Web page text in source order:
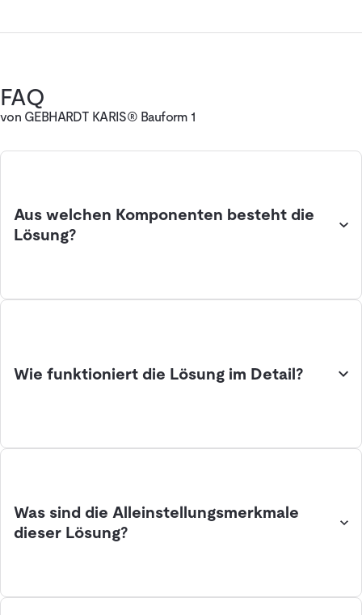
FAQ
von GEBHARDT KARIS® Bauform 1
Aus welchen Komponenten besteht die
Lösung?
Wie funktioniert die Lösung im Detail?
Was sind die Alleinstellungsmerkmale
dieser Lösung?